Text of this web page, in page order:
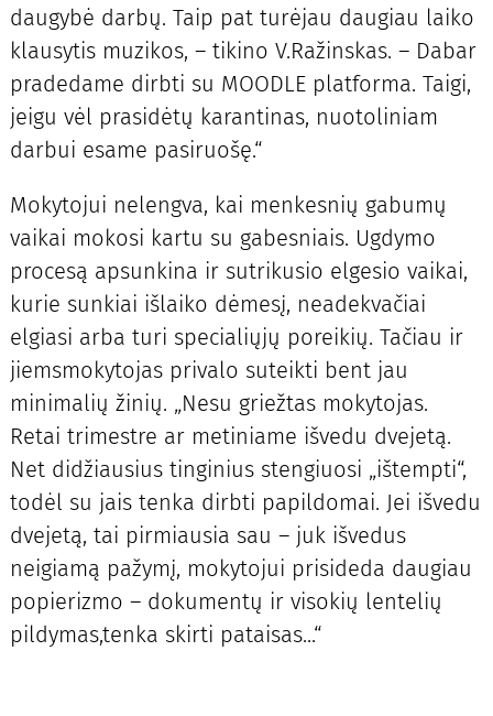
daugybė darbų. Taip pat turėjau daugiau laiko
klausytis muzikos, – tikino V.Ražinskas. – Dabar
pradedame dirbti su MOODLE platforma. Taigi,
jeigu vėl prasidėtų karantinas, nuotoliniam
darbui esame pasiruošę.“
Mokytojui nelengva, kai menkesnių gabumų
vaikai mokosi kartu su gabesniais. Ugdymo
procesą apsunkina ir sutrikusio elgesio vaikai,
kurie sunkiai išlaiko dėmesį, neadekvačiai
elgiasi arba turi specialiųjų poreikių. Tačiau ir
jiemsmokytojas privalo suteikti bent jau
minimalių žinių. „Nesu griežtas mokytojas.
Retai trimestre ar metiniame išvedu dvejetą.
Net didžiausius tinginius stengiuosi „ištempti“,
todėl su jais tenka dirbti papildomai. Jei išvedu
dvejetą, tai pirmiausia sau – juk išvedus
neigiamą pažymį, mokytojui prisideda daugiau
popierizmo – dokumentų ir visokių lentelių
pildymas,tenka skirti pataisas...“